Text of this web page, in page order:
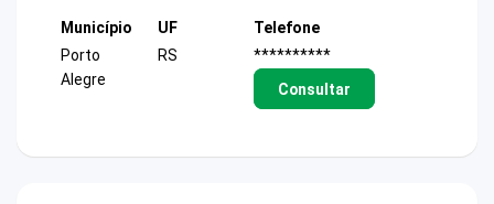
Município
Porto
Alegre
UF
RS
Telefone
**********
Consultar